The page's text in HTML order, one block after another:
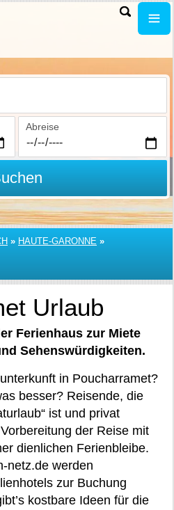
Abreise
» HAUTE-GARONNE »
Urlaub
Ferienhaus zur Miete
Sehenswürdigkeiten.
in Poucharramet?
besser? Reisende, die
ist und privat
der Reise mit
dienlichen Ferienbleibe.
netz.de werden
zur Buchung
kostbare Ideen für die